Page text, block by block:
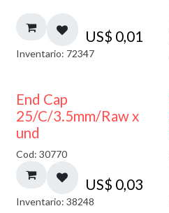
US$ 0,01
Inventario: 72347
End Cap
25/C/3.5mm/Raw x
und
Cod: 30770
US$ 0,03
Inventario: 38248